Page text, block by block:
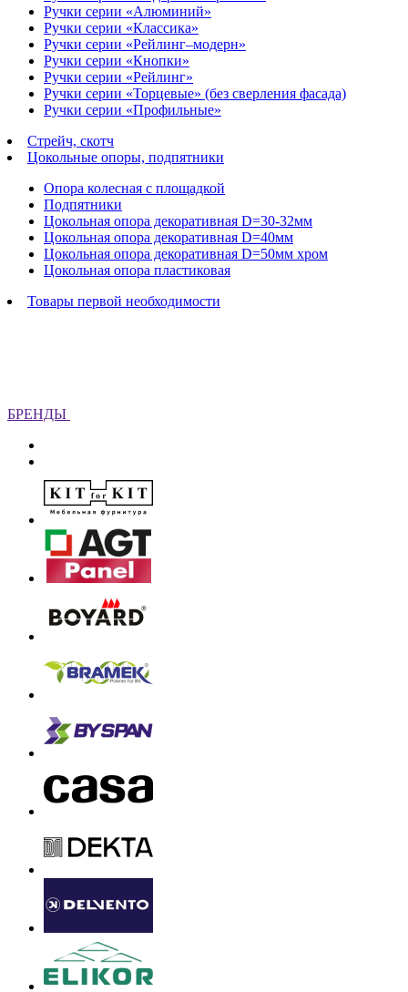
Ручки серии «Алюминий»
Ручки серии «Классика»
Ручки серии «Рейлинг–модерн»
Ручки серии «Кнопки»
Ручки серии «Рейлинг»
Ручки серии «Торцевые» (без сверления фасада)
Ручки серии «Профильные»
Стрейч, скотч
Цокольные опоры, подпятники
Опора колесная с площадкой
Подпятники
Цокольная опора декоративная D=30-32мм
Цокольная опора декоративная D=40мм
Цокольная опора декоративная D=50мм хром
Цокольная опора пластиковая
Товары первой необходимости
БРЕНДЫ